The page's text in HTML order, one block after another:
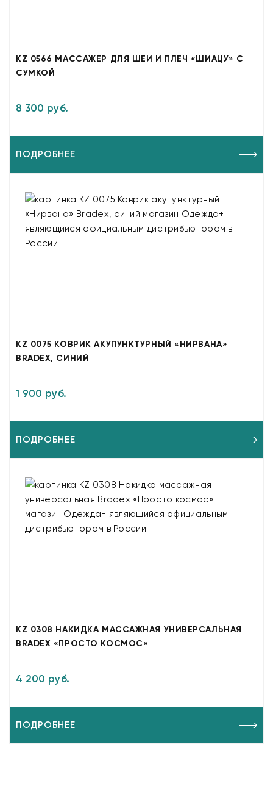
KZ 0566 МАССАЖЕР ДЛЯ ШЕИ И ПЛЕЧ «ШИАЦУ» С
СУМКОЙ
8 300 руб.
ПОДРОБНЕЕ
KZ 0075 КОВРИК АКУПУНКТУРНЫЙ «НИРВАНА»
BRADEX, СИНИЙ
1 900 руб.
ПОДРОБНЕЕ
KZ 0308 НАКИДКА МАССАЖНАЯ УНИВЕРСАЛЬНАЯ
BRADEX «ПРОСТО КОСМОС»
4 200 руб.
ПОДРОБНЕЕ